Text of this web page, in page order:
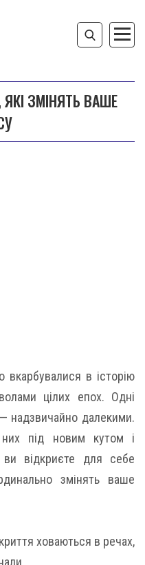
ЗМІНЯТЬ ВАШЕ
вкарбувалися в історію
цілих епох. Одні
надзвичайно далекими.
під новим кутом і
відкриєте для себе
змінять ваше
ховаються в речах,